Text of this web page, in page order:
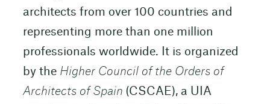
architects from over 100 countries and
representing more than one million
professionals worldwide. It is organized
by the Higher Council of the Orders of
Architects of Spain (CSCAE), a UIA